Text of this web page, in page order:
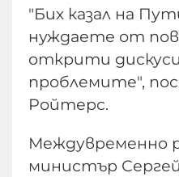
"Бих казал на
нуждаете от
открити
проблемите",
Ройтерс.
Междувременно
министър